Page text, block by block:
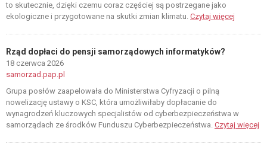
to skutecznie, dzięki czemu coraz częściej są postrzegane jako
ekologiczne i przygotowane na skutki zmian klimatu. Czytaj więcej
Rząd dopłaci do pensji samorządowych informatyków?
18 czerwca 2026
samorzad.pap.pl
Grupa posłów zaapelowała do Ministerstwa Cyfryzacji o pilną
nowelizację ustawy o KSC, która umożliwiłaby dopłacanie do
wynagrodzeń kluczowych specjalistów od cyberbezpieczeństwa w
samorządach ze środków Funduszu Cyberbezpieczeństwa. Czytaj więcej